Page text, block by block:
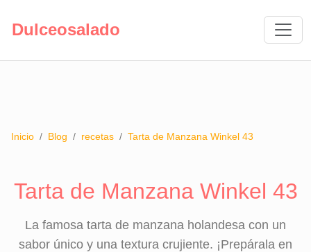
Dulceosalado
Inicio / Blog / recetas / Tarta de Manzana Winkel 43
Tarta de Manzana Winkel 43
La famosa tarta de manzana holandesa con un
sabor único y una textura crujiente. ¡Prepárala en